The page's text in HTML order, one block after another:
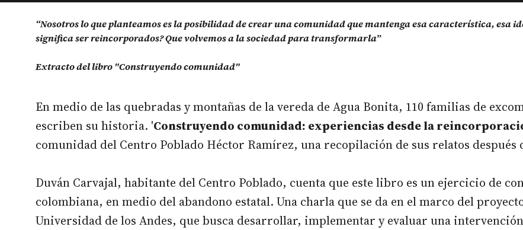
“Nosotros lo que planteamos es la posibilidad de crear una comunidad que mantenga esa característica, esa
significa ser reincorporados? Que volvemos a la sociedad para transformarla”
Extracto del libro "Construyendo comunidad"
En medio de las quebradas y montañas de la vereda de Agua Bonita, 110 familias de
escriben su historia. 'Construyendo comunidad: experiencias desde la
comunidad del Centro Poblado Héctor Ramírez, una recopilación de sus relatos después
Duván Carvajal, habitante del Centro Poblado, cuenta que este libro es un ejercicio de
colombiana, en medio del abandono estatal. Una charla que se da en el marco del
Universidad de los Andes, que busca desarrollar, implementar y evaluar una